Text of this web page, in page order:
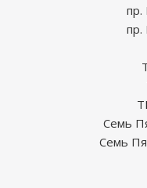
пр.
пр.
Семь
Семь